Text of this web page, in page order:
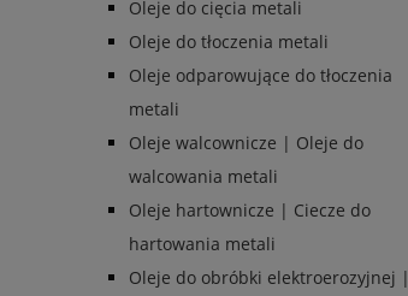
Oleje do cięcia metali
Oleje do tłoczenia metali
Oleje odparowujące do tłoczenia
metali
Oleje walcownicze | Oleje do
walcowania metali
Oleje hartownicze | Ciecze do
hartowania metali
Oleje do obróbki elektroerozyjnej |